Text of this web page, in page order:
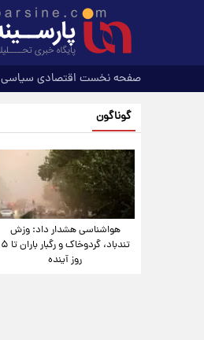
صفحه نخست اقتصادی سیاسی
گوناگون
هواشناسی هشدار داد: وزش
تندباد، گردوخاک و رگبار باران تا ۵
روز آینده